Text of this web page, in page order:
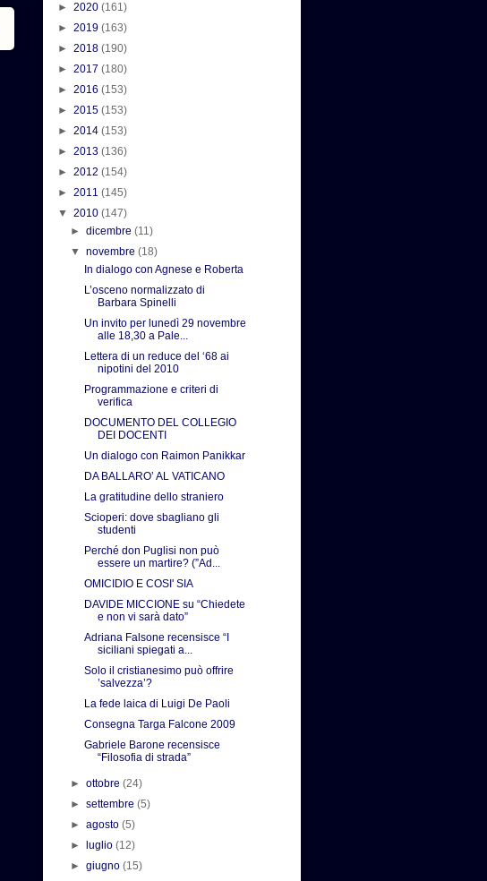
► 2020 (161)
► 2019 (163)
► 2018 (190)
► 2017 (180)
► 2016 (153)
► 2015 (153)
► 2014 (153)
► 2013 (136)
► 2012 (154)
► 2011 (145)
▼ 2010 (147)
►dicembre(11)
▼novembre(18)
In dialogo con Agnese e Roberta
L’osceno normalizzato di
Barbara Spinelli
Un invito per lunedì 29 novembre
alle 18,30 a Pale...
Lettera di un reduce del ‘68 ai
nipotini del 2010
Programmazione e criteri di
verifica
DOCUMENTO DEL COLLEGIO
DEI DOCENTI
Un dialogo con Raimon Panikkar
DA BALLARO’ AL VATICANO
La gratitudine dello straniero
Scioperi: dove sbagliano gli
studenti
Perché don Puglisi non può
essere un martire? (”Ad...
OMICIDIO E COSI' SIA
DAVIDE MICCIONE su “Chiedete
e non vi sarà dato”
Adriana Falsone recensisce “I
siciliani spiegati a...
Solo il cristianesimo può offrire
’salvezza’?
La fede laica di Luigi De Paoli
Consegna Targa Falcone 2009
Gabriele Barone recensisce
“Filosofia di strada”
►ottobre(24)
►settembre(5)
►agosto(5)
►
luglio(12)
►giugno(15)